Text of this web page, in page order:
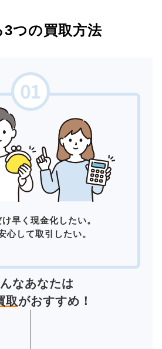
3つの買取方法
早く現金化したい。
心して取引したい。
なあなたは
取がおすすめ！